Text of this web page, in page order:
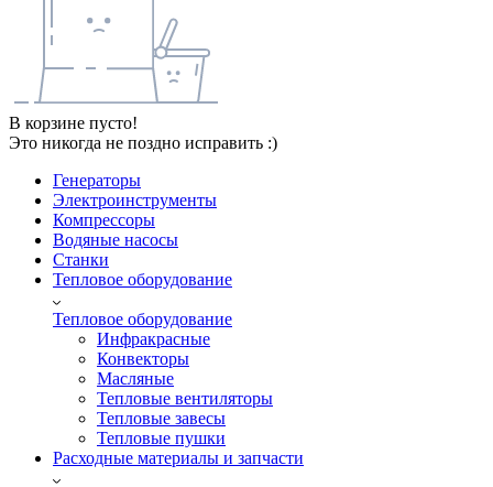
В корзине пусто!
Это никогда не поздно исправить :)
Генераторы
Электроинструменты
Компрессоры
Водяные насосы
Станки
Тепловое оборудование
Тепловое оборудование
Инфракрасные
Конвекторы
Масляные
Тепловые вентиляторы
Тепловые завесы
Тепловые пушки
Расходные материалы и запчасти